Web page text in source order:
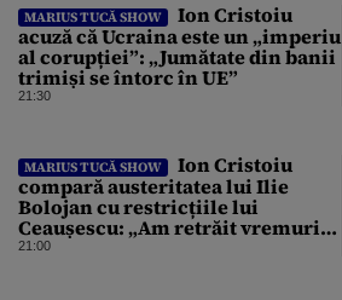
MARIUS TUCĂ SHOW
Ion Cristoiu
acuză că Ucraina este un „imperiu
al corupției”: „Jumătate din banii
trimiși se întorc în UE”
21:30
MARIUS TUCĂ SHOW
Ion Cristoiu
compară austeritatea lui Ilie
Bolojan cu restricțiile lui
Ceaușescu: „Am retrăit vremurile
tinereții”
21:00